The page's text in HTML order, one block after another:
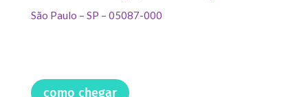
São Paulo – SP – 05087-000
como chegar